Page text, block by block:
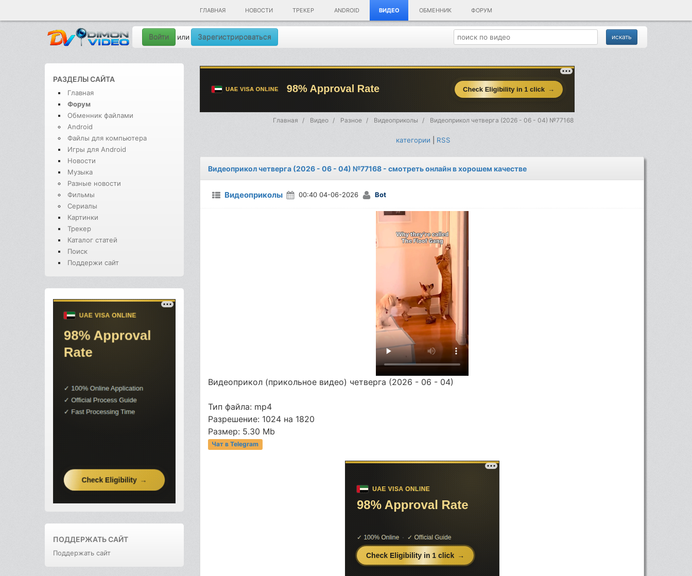
ГЛАВНАЯ НОВОСТИ ТРЕКЕР ANDROID ВИДЕО ОБМЕННИК ФОРУМ
Войти или Зарегистрироваться
РАЗДЕЛЫ САЙТА
Главная
Форум
Обменник файлами
Android
Файлы для компьютера
Игры для Android
Новости
Музыка
Разные новости
Фильмы
Сериалы
Картинки
Трекер
Каталог статей
Поиск
Поддержи сайт
ПОДДЕРЖАТЬ САЙТ
Поддержать сайт
Главная Видео Разное Видеоприколы Видеоприкол четверга (2026 - 06 - 04) №77168
категории RSS
Видеоприкол четверга (2026 - 06 - 04) №77168 - смотреть онлайн в хорошем качестве
Видеоприколы 00:40 04-06-2026 Bot
Видеоприкол (прикольное видео) четверга (2026 - 06 - 04)
Тип файла: mp4
Разрешение: 1024 на 1820
Размер: 5.30 Mb
Чат в Telegram